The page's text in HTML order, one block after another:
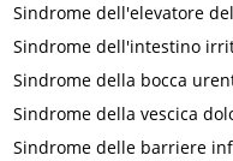
Sindrome dell'elevatore
Sindrome dell'intestino
Sindrome della bocca
Sindrome della vescica
Sindrome delle barriere